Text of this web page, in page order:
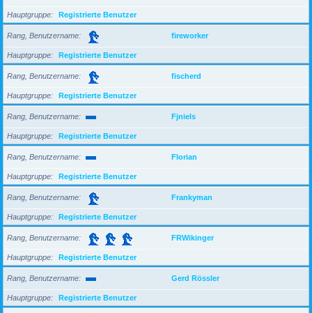
Hauptgruppe Registrierte Benutzer
Rang, Benutzername fireworker
Hauptgruppe Registrierte Benutzer
Rang, Benutzername fischerd
Hauptgruppe Registrierte Benutzer
Rang, Benutzername Fjniels
Hauptgruppe Registrierte Benutzer
Rang, Benutzername Florian
Hauptgruppe Registrierte Benutzer
Rang, Benutzername Frankyman
Hauptgruppe Registrierte Benutzer
Rang, Benutzername FRWikinger
Hauptgruppe Registrierte Benutzer
Rang, Benutzername Gerd Rössler
Hauptgruppe Registrierte Benutzer